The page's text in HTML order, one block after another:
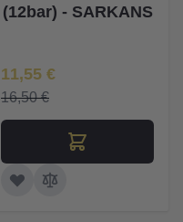
(12bar) - SARKANS
Īpaša Cena
11,55 €
16,50 €